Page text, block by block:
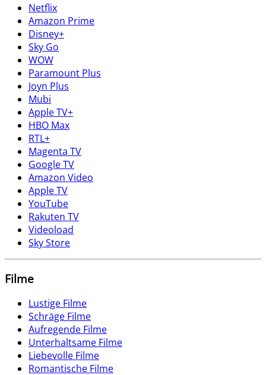
Netflix
Amazon Prime
Disney+
Sky Go
WOW
Paramount Plus
Joyn Plus
Mubi
Apple TV+
HBO Max
RTL+
Magenta TV
Google TV
Amazon Video
Apple TV
YouTube
Rakuten TV
Videoload
Sky Store
Filme
Lustige Filme
Schräge Filme
Aufregende Filme
Unterhaltsame Filme
Liebevolle Filme
Romantische Filme